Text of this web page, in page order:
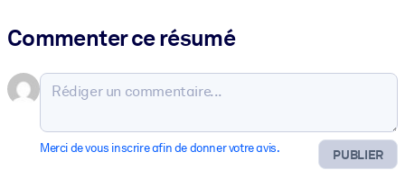
Commenter ce résumé
PUBLIER
Merci de vous inscrire afin de donner votre avis.